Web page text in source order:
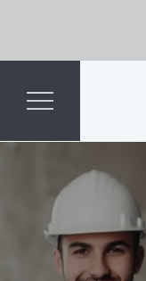
content